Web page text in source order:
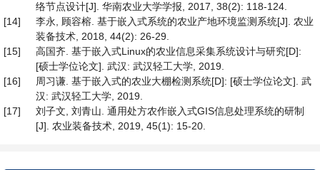
络节点设计[J]. 华南农业大学学报, 2017, 38(2): 118-124.
[14]
李永, 顾容榕. 基于嵌入式系统的农业产地环境监测系统[J]. 农业
装备技术, 2018, 44(2): 26-29.
[15]
高国齐. 基于嵌入式Linux的农业信息采集系统设计与研究[D]:
[硕士学位论文]. 武汉: 武汉轻工大学, 2019.
[16]
周习谦. 基于嵌入式的农业大棚检测系统[D]: [硕士学位论文]. 武
汉: 武汉轻工大学, 2019.
[17]
刘子文, 刘青山. 通用处方农作嵌入式GIS信息处理系统的研制
[J]. 农业装备技术, 2019, 45(1): 15-20.